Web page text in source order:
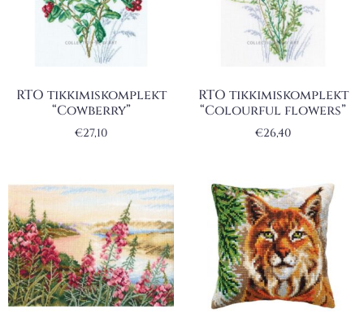
RTO tikkimiskomplekt
“Cowberry”
€27,10
RTO tikkimiskomplekt
“Colourful flowers”
€26,40